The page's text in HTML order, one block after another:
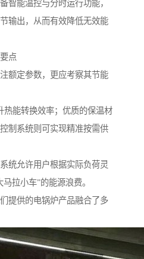
智能温控与分时运行功能，
输出，从而有效降低无效能
点
额定参数，更应考察其节能
热能转换效率；优质的保温材
制系统则可实现精准按需供
统允许用户根据实际负荷灵
拉小车”的能源浪费。
提供的电锅炉产品融合了多